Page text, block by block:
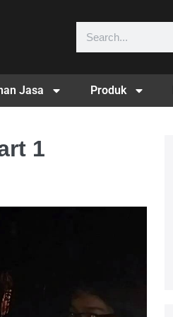
Jasa Produk
1